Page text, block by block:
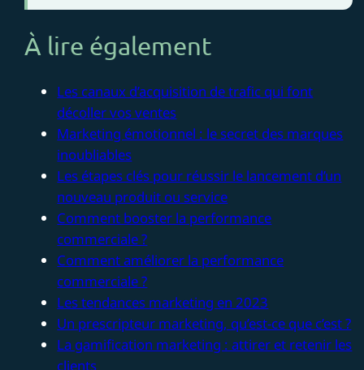
À lire également
Les canaux d’acquisition de trafic qui font
décoller vos ventes
Marketing émotionnel : le secret des marques
inoubliables
Les étapes clés pour réussir le lancement d’un
nouveau produit ou service
Comment booster la performance
commerciale ?
Comment améliorer la performance
commerciale ?
Les tendances marketing en 2023
Un prescripteur marketing, qu’est-ce que c’est ?
La gamification marketing : attirer et retenir les
clients